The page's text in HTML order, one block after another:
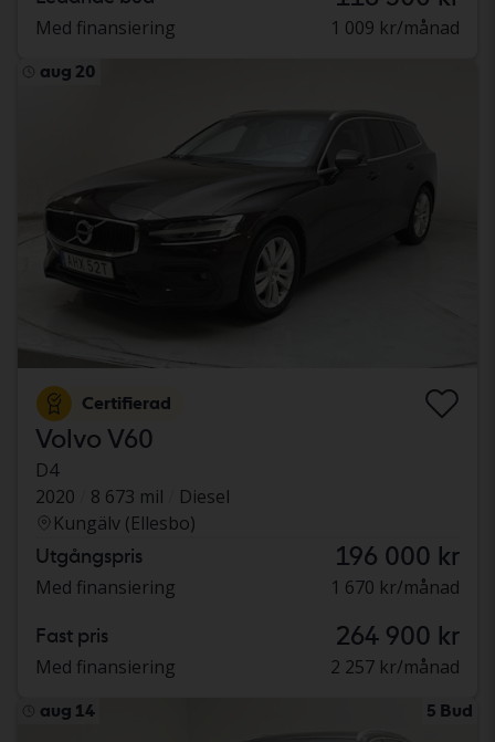
Med finansiering 1 009 kr/månad
aug 20
Certifierad
Volvo V60
D4
2020
8 673 mil
Diesel
Kungälv (Ellesbo)
Utgångspris 196 000 kr
Med finansiering 1 670 kr/månad
Fast pris 264 900 kr
Med finansiering 2 257 kr/månad
aug 14 5 Bud